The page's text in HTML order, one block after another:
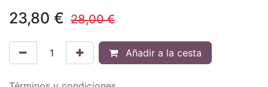
23,80 € 28,00€
Añadir a la cesta